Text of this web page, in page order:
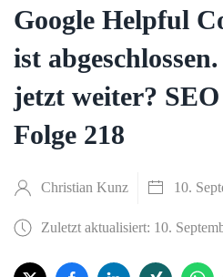
Google Helpful
ist
jetzt weiter?
Folge 218
Christian Kunz 10.
Zuletzt aktualisiert: 10.